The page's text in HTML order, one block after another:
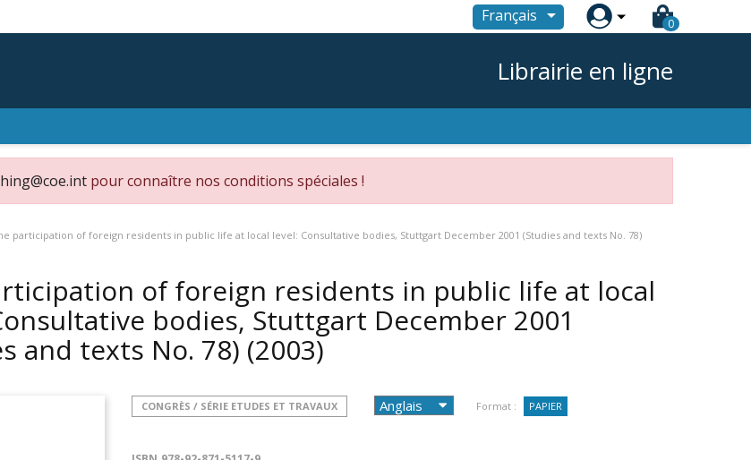
Français  0
Librairie en ligne
pour connaître nos conditions spéciales !
participation of foreign residents in public life at local level: Consultative bodies, Stuttgart December 2001 (Studies and texts No. 78)
of foreign residents in public life at local
bodies, Stuttgart December 2001
and texts No. 78) (2003)
CONGRÈS / SÉRIE ETUDES ET TRAVAUX Format : PAPIER